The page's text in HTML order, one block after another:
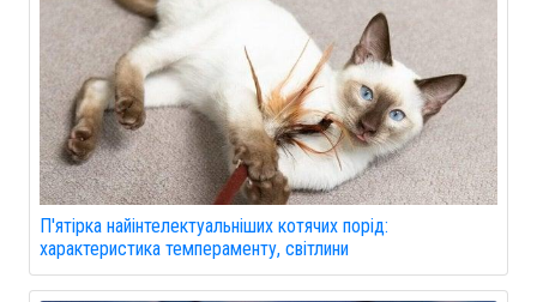
П'ятірка найінтелектуальніших котячих порід:
характеристика темпераменту, світлини